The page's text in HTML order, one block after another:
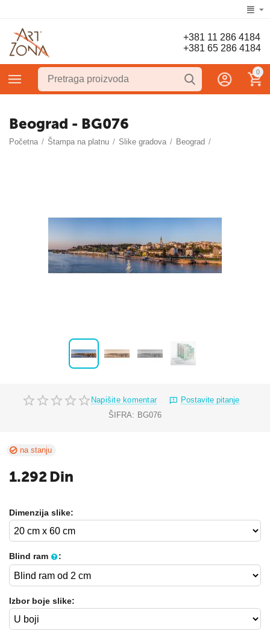
+381 11 286 4184
+381 65 286 4184
0
Beograd - BG076
Početna / Štampa na platnu / Slike gradova / Beograd /
Napišite komentar
Postavite pitanje
ŠIFRA: BG076
na stanju
1.292Din
Dimenzija slike:
Blind ram :
Izbor boje slike: